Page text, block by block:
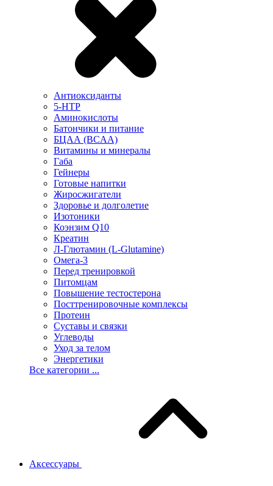
Антиоксиданты
5-HTP
Аминокислоты
Батончики и питание
БЦАА (BCAA)
Витамины и минералы
Габа
Гейнеры
Готовые напитки
Жиросжигатели
Здоровье и долголетие
Изотоники
Коэнзим Q10
Креатин
Л-Глютамин (L-Glutamine)
Омега-3
Перед тренировкой
Питомцам
Повышение тестостерона
Посттренировочные комплексы
Протеин
Суставы и связки
Углеводы
Уход за телом
Энергетики
Все категории ...
Аксессуары